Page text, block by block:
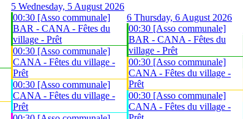
5 Wednesday, 5 August 2026
00:30 [Asso communale]
BAR - CANA - Fêtes du
village - Prêt
00:30 [Asso communale]
CANA - Fêtes du village -
Prêt
00:30 [Asso communale]
CANA - Fêtes du village -
Prêt
6 Thursday, 6 August 2026
00:30 [Asso communale]
BAR - CANA - Fêtes du
village - Prêt
00:30 [Asso communale]
CANA - Fêtes du village -
Prêt
00:30 [Asso communale]
CANA - Fêtes du village -